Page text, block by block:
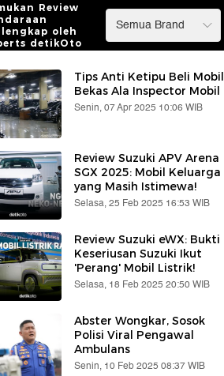
Review
oleh
detikOto
Tips Anti Ketipu Beli Mobil
Bekas Ala Inspector Mobil
Senin, 07 Apr 2025 10:06 WIB
Review Suzuki APV Arena
SGX 2025: Mobil Keluarga
yang Masih Istimewa!
Selasa, 25 Feb 2025 16:53 WIB
Review Suzuki eWX: Bukti
Keseriusan Suzuki Ikut
'Perang' Mobil Listrik!
Selasa, 18 Feb 2025 20:50 WIB
Abster Wongkar, Sosok
Polisi Viral Pengawal
Ambulans
Senin, 10 Feb 2025 08:37 WIB